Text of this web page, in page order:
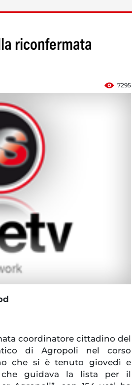
riconfermata
7295
coordinatore cittadino del
di Agropoli nel corso
che si è tenuto giovedì e
che guidava la lista per il